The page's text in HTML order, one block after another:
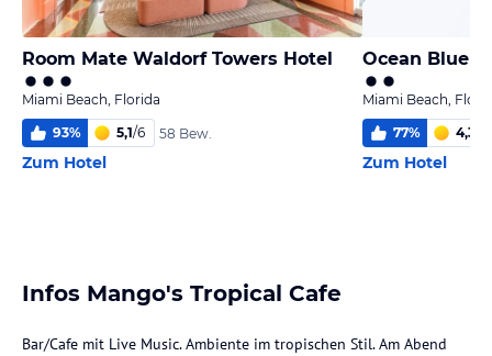
Room Mate Waldorf Towers Hotel
Miami Beach, Florida
93% 5,1/6 58 Bew.
Zum Hotel
Ocean Blue
Miami Beach,
77% 4,3
Zum Hotel
Infos Mango's Tropical Cafe
Bar/Cafe mit Live Music. Ambiente im tropischen Stil. Am Abend